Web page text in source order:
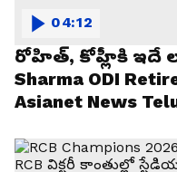
రోహిత్, కోహ్లీకి ఇదే
Sharma ODI
Asianet News
04:12